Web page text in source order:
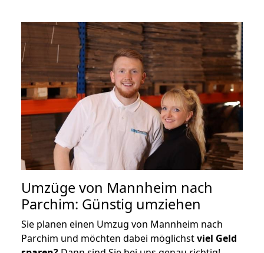
Umzüge von Mannheim nach
Parchim: Günstig umziehen
Sie planen einen Umzug von Mannheim nach
Parchim und möchten dabei möglichstviel Geld